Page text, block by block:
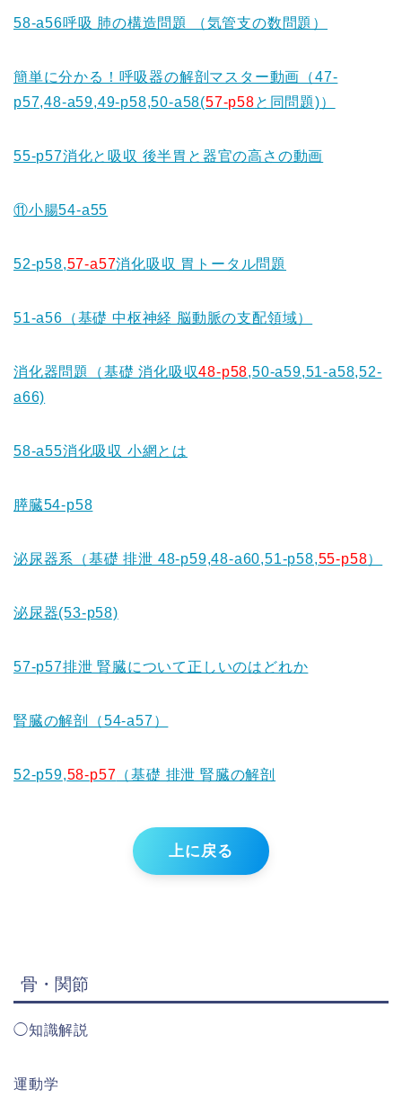
58-a56呼吸 肺の構造問題 （気管支の数問題）
簡単に分かる！呼吸器の解剖マスター動画（47-
p57,48-a59,49-p58,50-a58(57-p58と同問題)）
55-p57消化と吸収 後半胃と器官の高さの動画
⑪小腸54-a55
52-p58,57-a57消化吸収 胃トータル問題
51-a56（基礎 中枢神経 脳動脈の支配領域）
消化器問題（基礎 消化吸収48-p58,50-a59,51-a58,52-
a66)
58-a55消化吸収 小網とは
膵臓54-p58
泌尿器系（基礎 排泄 48-p59,48-a60,51-p58,55-p58）
泌尿器(53-p58)
57-p57排泄 腎臓について正しいのはどれか
腎臓の解剖（54-a57）
52-p59,58-p57 （基礎 排泄 腎臓の解剖
上に戻る
骨・関節
◯知識解説
運動学